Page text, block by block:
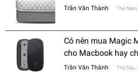
Trần Văn Thành Thứ
Có nên mua Magic
cho Macbook hay
thường?
Trần Văn Thành Thứ